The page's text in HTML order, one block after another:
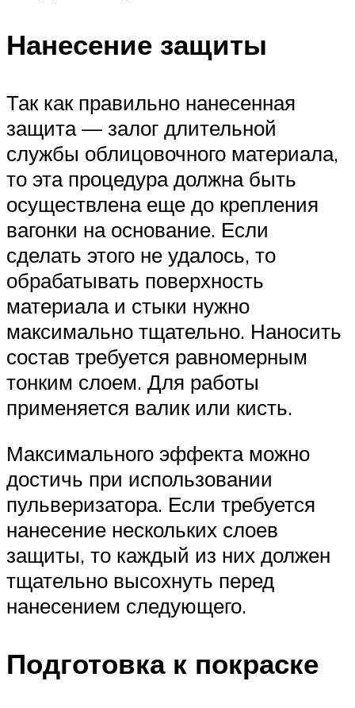
Нанесение защиты
Так как правильно нанесенная
защита — залог длительной
службы облицовочного материала,
то эта процедура должна быть
осуществлена еще до крепления
вагонки на основание. Если
сделать этого не удалось, то
обрабатывать поверхность
материала и стыки нужно
максимально тщательно. Наносить
состав требуется равномерным
тонким слоем. Для работы
применяется валик или кисть.
Максимального эффекта можно
достичь при использовании
пульверизатора. Если требуется
нанесение нескольких слоев
защиты, то каждый из них должен
тщательно высохнуть перед
нанесением следующего.
Подготовка к покраске